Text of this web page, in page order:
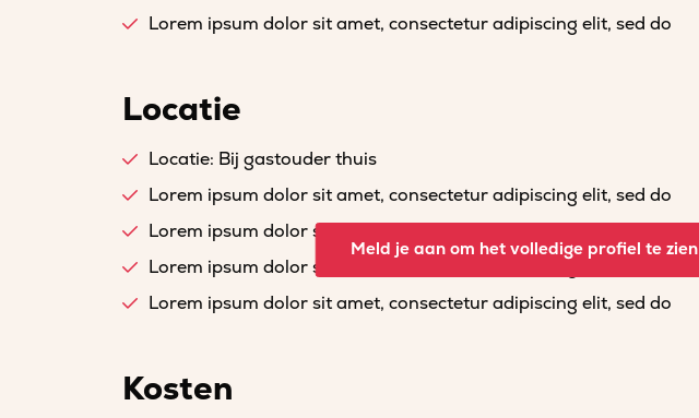
Lorem ipsum dolor sit amet, consectetur adipiscing elit, sed do
Locatie
Locatie: Bij gastouder thuis
Lorem ipsum dolor sit amet, consectetur adipiscing elit, sed do
Lorem ipsum dolor sit amet, consectetur adipiscing elit, sed do
Lorem ipsum dolor sit amet, consectetur adipiscing elit, sed do
Lorem ipsum dolor sit amet, consectetur adipiscing elit, sed do
Meld je aan om het volledige profiel te zien
Kosten